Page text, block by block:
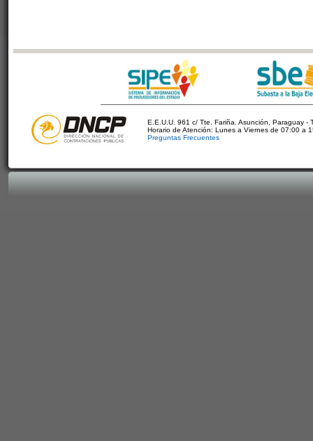
E.E.U.U. 961 c/ Tte. Fariña. Asunción, Paraguay -
Horario de Atención: Lunes a Viernes de 07:00 a
Preguntas Frecuentes